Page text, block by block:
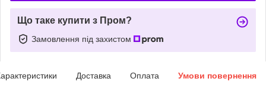
Що таке купити з Пром?
Замовлення під захистом
Доставка Оплата Умови повернення